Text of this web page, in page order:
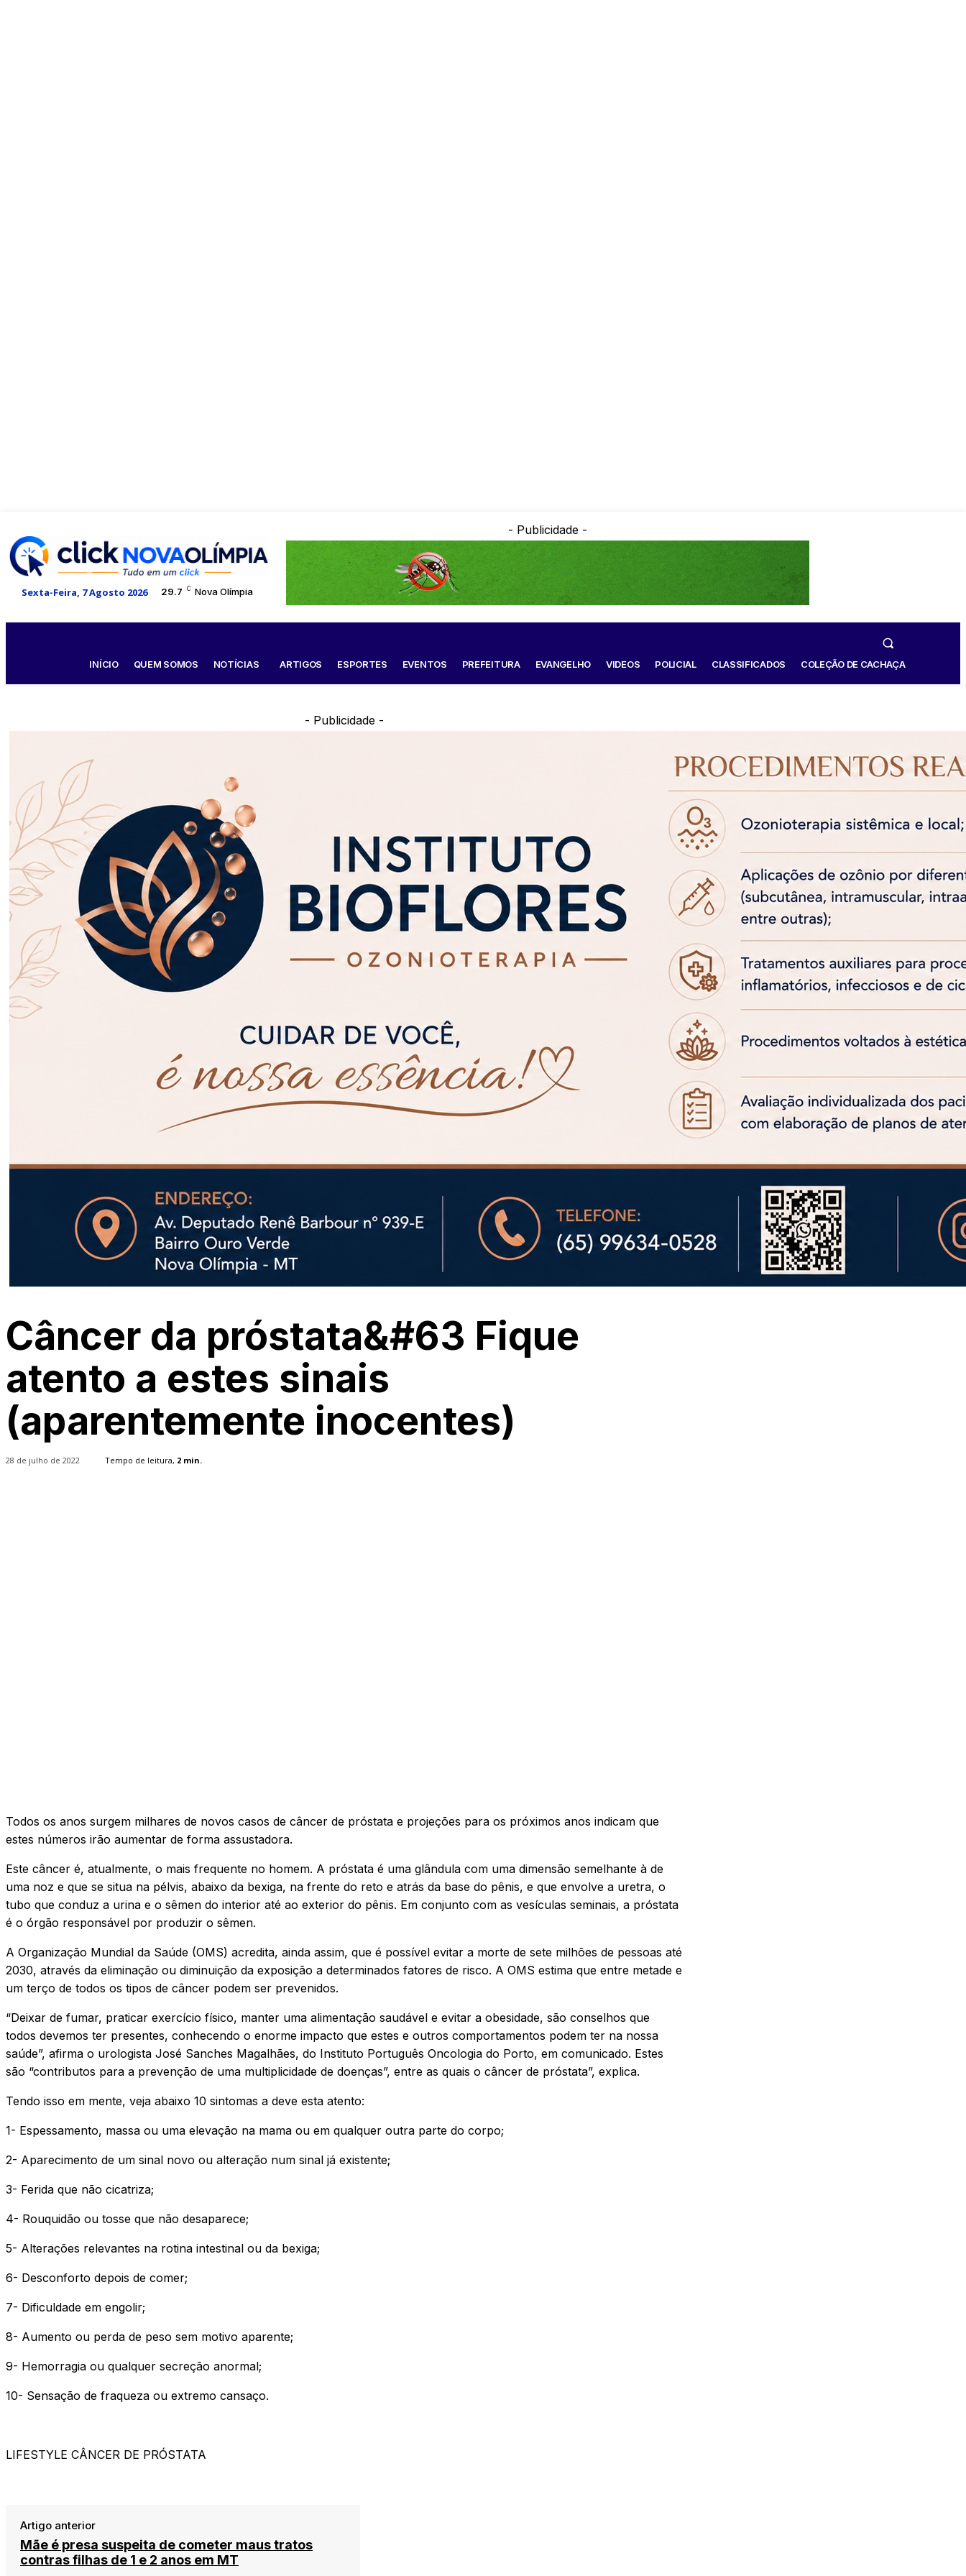
Sexta-Feira, 7 Agosto 2026 29.7 C Nova Olímpia
- Publicidade -
INÍCIO QUEM SOMOS NOTÍCIAS ARTIGOS ESPORTES EVENTOS PREFEITURA EVANGELHO VIDEOS POLICIAL CLASSIFICADOS COLEÇÃO DE CACHAÇA
- Publicidade -
Câncer da próstata&#63 Fique
atento a estes sinais
(aparentemente inocentes)
28 de julho de 2022 Tempo de leitura, 2 min.
Todos os anos surgem milhares de novos casos de câncer de próstata e projeções para os próximos anos indicam que
estes números irão aumentar de forma assustadora.
​Este câncer é, atualmente, o mais frequente no homem. A próstata é uma glândula com uma dimensão semelhante à de
uma noz e que se situa na pélvis, abaixo da bexiga, na frente do reto e atrás da base do pênis, e que envolve a uretra, o
tubo que conduz a urina e o sêmen do interior até ao exterior do pênis. Em conjunto com as vesículas seminais, a próstata
é o órgão responsável por produzir o sêmen.
A Organização Mundial da Saúde (OMS) acredita, ainda assim, que é possível evitar a morte de sete milhões de pessoas até
2030, através da eliminação ou diminuição da exposição a determinados fatores de risco. A OMS estima que entre metade e
um terço de todos os tipos de câncer podem ser prevenidos.
“Deixar de fumar, praticar exercício físico, manter uma alimentação saudável e evitar a obesidade, são conselhos que
todos devemos ter presentes, conhecendo o enorme impacto que estes e outros comportamentos podem ter na nossa
saúde”, afirma o urologista José Sanches Magalhães, do Instituto Português Oncologia do Porto, em comunicado. Estes
são “contributos para a prevenção de uma multiplicidade de doenças”, entre as quais o câncer de próstata”, explica.
Tendo isso em mente, veja abaixo 10 sintomas a deve esta atento:
1- Espessamento, massa ou uma elevação na mama ou em qualquer outra parte do corpo;
2- Aparecimento de um sinal novo ou alteração num sinal já existente;
3- Ferida que não cicatriza;
4- Rouquidão ou tosse que não desaparece;
5- Alterações relevantes na rotina intestinal ou da bexiga;
6- Desconforto depois de comer;
7- Dificuldade em engolir;
8- Aumento ou perda de peso sem motivo aparente;
9- Hemorragia ou qualquer secreção anormal;
10- Sensação de fraqueza ou extremo cansaço.
LIFESTYLE CÂNCER DE PRÓSTATA
Artigo anterior
Mãe é presa suspeita de cometer maus tratos
contras filhas de 1 e 2 anos em MT